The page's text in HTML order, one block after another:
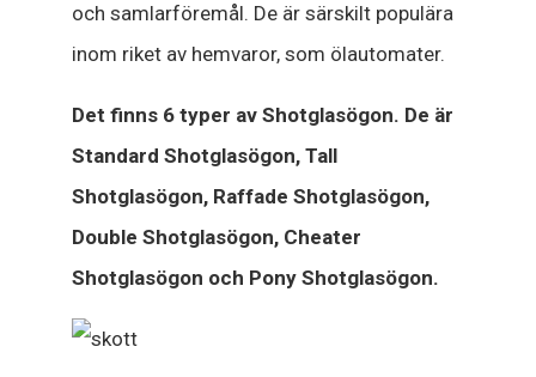
och samlarföremål. De är särskilt populära
inom riket av hemvaror, som ölautomater.
Det finns 6 typer av Shotglasögon. De är
Standard Shotglasögon, Tall
Shotglasögon, Raffade Shotglasögon,
Double Shotglasögon, Cheater
Shotglasögon och Pony Shotglasögon.